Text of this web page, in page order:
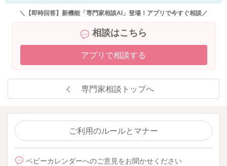
＼【即時回答】新機能「専門家相談AI」登場！アプリで今すぐ相談／
相談はこちら
アプリで相談する
専門家相談トップへ
ご利用のルールとマナー
ベビーカレンダーへのご意見をお聞かせください